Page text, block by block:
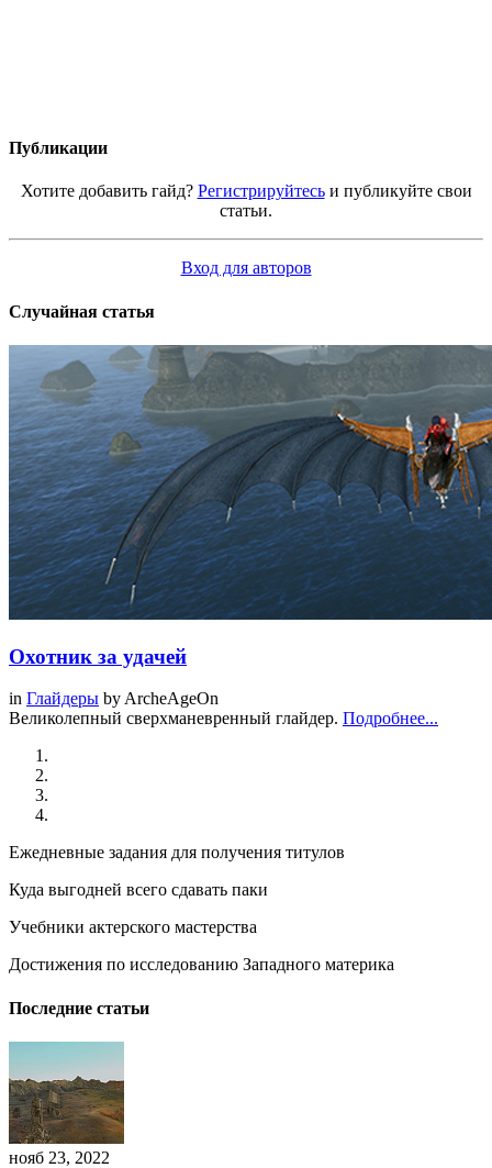
Публикации
Хотите добавить гайд? Регистрируйтесьи публикуйте свои
статьи.
Вход для авторов
Случайная статья
Охотник за удачей
in Глайдеры by ArcheAgeOn
Великолепный сверхманевренный глайдер. Подробнее...
Ежедневные задания для получения титулов
Куда выгодней всего сдавать паки
Учебники актерского мастерства
Достижения по исследованию Западного материка
Последние статьи
нояб 23, 2022